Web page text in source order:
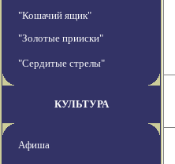
"Кошачий ящик"
"Золотые прииски"
"Сердитые стрелы"
КУЛЬТУРА
Афиша